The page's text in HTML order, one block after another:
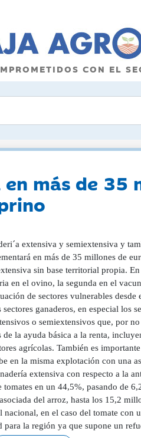
CON EL
más de 35
extensiva y semiextensiva y
en más de 35 millones de
sin base territorial propia.
en el ovino, la segunda en el
de sectores vulnerables
ganaderos, en especial los
o semiextensivos que, por
de la ayuda básica a la renta,
agrícolas. También es
en la misma explotación con una
extensiva con respecto a la
tomates en un 44,5%, pasando de
del arroz, hasta los 15,2
en el caso del tomate con
para la región ya que supone un